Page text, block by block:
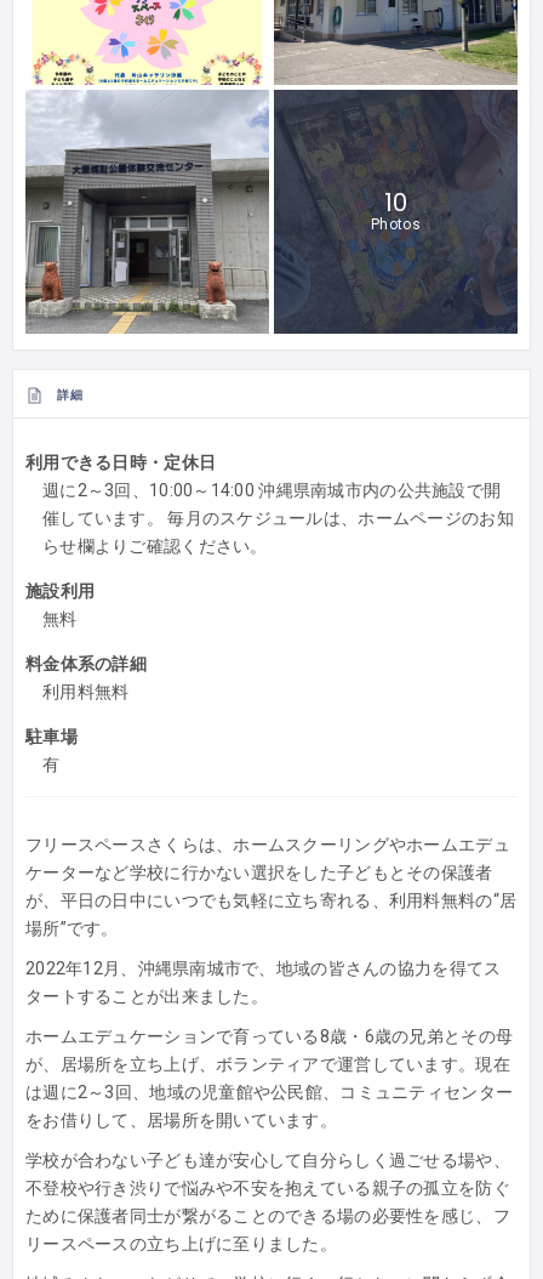
10
Photos
詳細
利用できる日時・定休日
週に2～3回、10:00～14:00 沖縄県南城市内の公共施設で開
催しています。 毎月のスケジュールは、ホームページのお知
らせ欄よりご確認ください。
施設利用
無料
料金体系の詳細
利用料無料
駐車場
有
フリースペースさくらは、ホームスクーリングやホームエデュ
ケーターなど学校に行かない選択をした子どもとその保護者
が、平日の日中にいつでも気軽に立ち寄れる、利用料無料の“居
場所”です。
2022年12月、沖縄県南城市で、地域の皆さんの協力を得てス
タートすることが出来ました。
ホームエデュケーションで育っている8歳・6歳の兄弟とその母
が、居場所を立ち上げ、ボランティアで運営しています。現在
は週に2～3回、地域の児童館や公民館、コミュニティセンター
をお借りして、居場所を開いています。
学校が合わない子ども達が安心して自分らしく過ごせる場や、
不登校や行き渋りで悩みや不安を抱えている親子の孤立を防ぐ
ために保護者同士が繋がることのできる場の必要性を感じ、フ
リースペースの立ち上げに至りました。